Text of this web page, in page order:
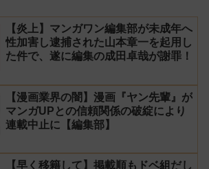
【炎上】マンガワン編集部が未成年へ
性加害し逮捕された山本章一を起用し
た件で、遂に編集の成田卓哉が謝罪！
【漫画業界の闇】漫画『ヤン先輩』が
マンガUPとの信頼関係の破綻により
連載中止に【編集部】
【早く移籍して】掲載順もドベ組だし